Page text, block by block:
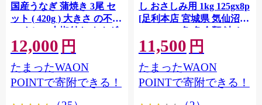
国産うなぎ 蒲焼き 3尾 セ
ット ( 420g ) 大きさ の不揃
い タレ・山椒付き ウナギ
鰻 ふぞろい 不揃い うな重
ひつまぶし 人気 茨城 八千
代町 ふるさと納税 冷凍
[SF951ya]
12,000 円
たまったWAON
POINTで寄附できる！
し おさしみ用 1kg 125gx8p
[足利本店 宮城県 気仙沼市
20564313] 魚 魚介類 鮭 お
刺し身 刺し身 刺身 生 生食
個包装 チリ銀鮭 銀鮭 海鮮
海鮮丼 魚介
11,500 円
たまったWAON
POINTで寄附できる！